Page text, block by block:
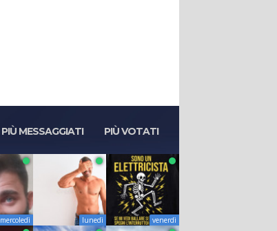
PIÙ MESSAGGIATI PIÙ VOTATI
mercoledì lunedì venerdì